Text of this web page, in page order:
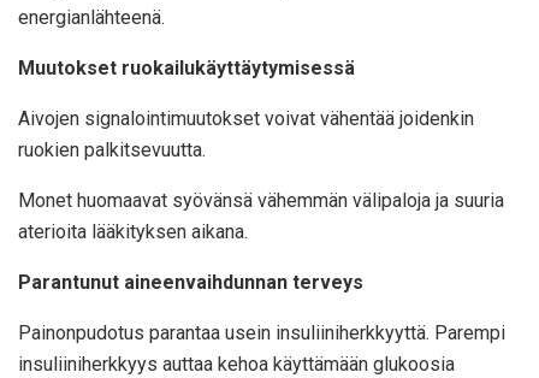
energianlähteenä.
Muutokset ruokailukäyttäytymisessä
Aivojen signalointimuutokset voivat vähentää joidenkin
ruokien palkitsevuutta.
Monet huomaavat syövänsä vähemmän välipaloja ja suuria
aterioita lääkityksen aikana.
Parantunut aineenvaihdunnan terveys
Painonpudotus parantaa usein insuliiniherkkyyttä. Parempi
insuliiniherkkyys auttaa kehoa käyttämään glukoosia